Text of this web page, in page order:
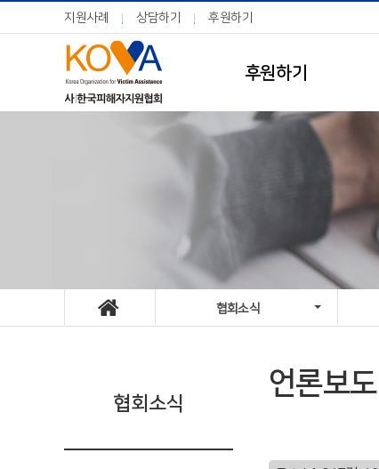
지원사례 상담하기 후원하기
후원하기
협회소식
협회소식
언론보도